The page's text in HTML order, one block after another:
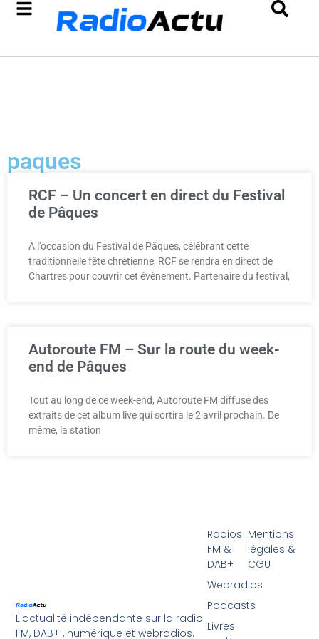
paques
RCF – Un concert en direct du Festival
de Pâques
A l’occasion du Festival de Pâques, célébrant cette
traditionnelle fête chrétienne, RCF se rendra en direct de
Chartres pour couvrir cet évènement. Partenaire du festival,
Autoroute FM – Sur la route du week-
end de Pâques
Tout au long de ce week-end, Autoroute FM diffuse des
extraits de cet album live qui sortira le 2 avril prochain. De
même, la station
L'actualité indépendante sur la radio
FM, DAB+ , numérique et webradios.
Radios
FM &
DAB+
Webradios
Podcasts
Livres
Mentions
légales &
CGU